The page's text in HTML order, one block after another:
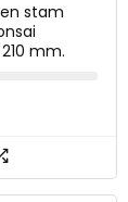
stam
mm.